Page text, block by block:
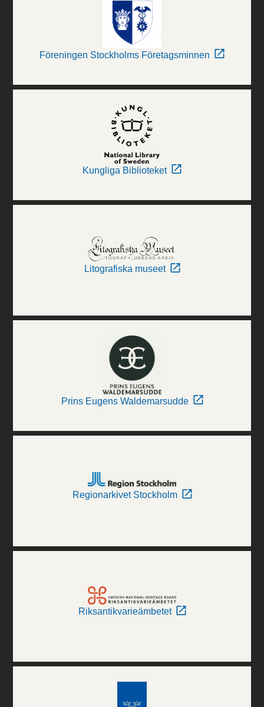
Föreningen Stockholms Företagsminnen
Kungliga Biblioteket
Litografiska museet
Prins Eugens Waldemarsudde
Regionarkivet Stockholm
Riksantikvarieämbetet